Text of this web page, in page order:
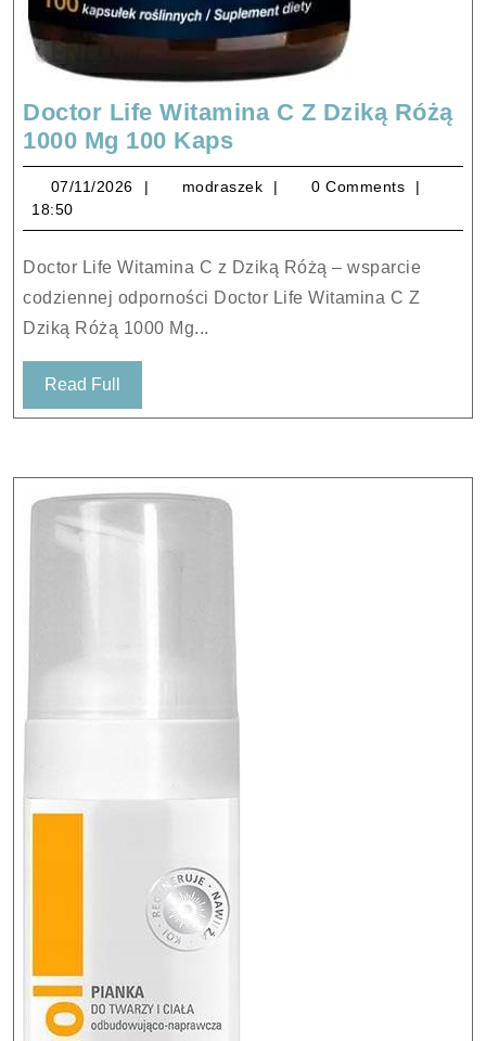
Doctor Life Witamina C Z Dziką Różą
1000 Mg 100 KapsDoctor
Life
Witamina
C
Dziką
Różą
Kaps
07/11/2026 07/11/2026
modraszek modraszek
0 Comments
18:50
Doctor Life Witamina C z Dziką Różą – wsparcie
codziennej odporności Doctor Life Witamina C Z
Dziką Różą 1000 Mg...
Read Full
Full